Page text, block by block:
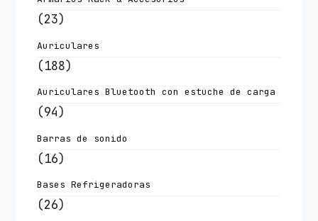
(23)
Auriculares
(188)
Auriculares Bluetooth con estuche de carga
(94)
Barras de sonido
(16)
Bases Refrigeradoras
(26)